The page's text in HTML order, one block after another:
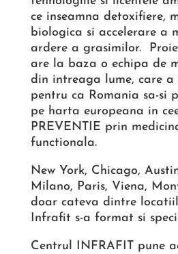
ce inseamna detoxifiere,
biologica si accelerare a
ardere a grasimilor.
are la baza o echipa de
din intreaga lume, care
pentru ca Romania sa-si
pe harta europeana in
PREVENTIE prin
functionala.
New York, Chicago,
Milano, Paris, Viena,
doar cateva dintre
Infrafit s-a format si
Centrul INFRAFIT pune